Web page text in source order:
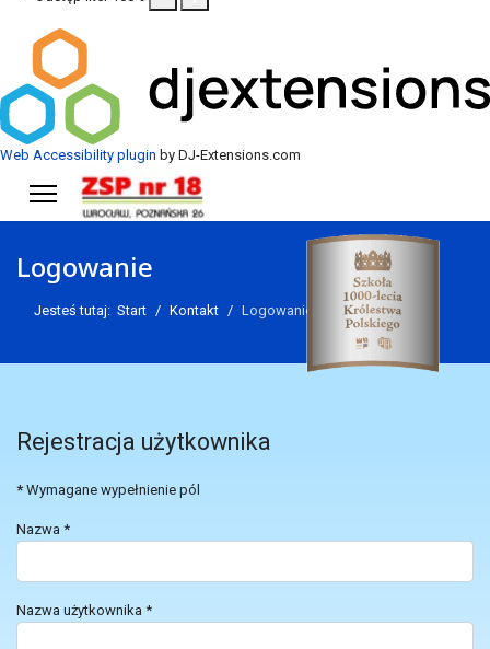
Web Accessibility plugin by DJ-Extensions.com
Logowanie
Jesteś tutaj: Start Kontakt Logowanie
Rejestracja użytkownika
* Wymagane wypełnienie pól
Nazwa *
Nazwa użytkownika *